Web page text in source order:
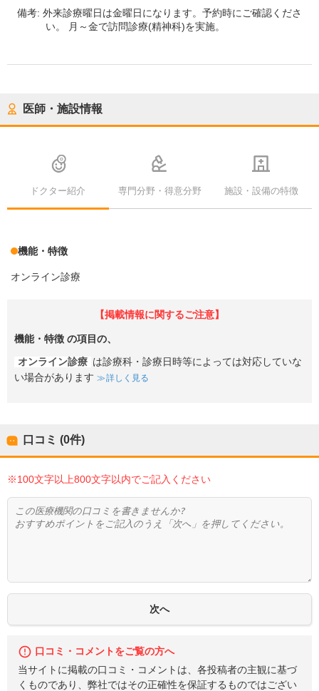
備考:外来診療曜日は金曜日になります。予約時にご確認くださ
い。 月～金で訪問診療(精神科)を実施。
医師・施設情報
ドクター紹介 専門分野・得意分野 施設・設備の特徴
機能・特徴
オンライン診療
【掲載情報に関するご注意】
機能・特徴 の項目の、
オンライン診療 は診療科・診療日時等によっては対応していな
い場合があります
詳しく見る
口コミ (0件)
※100文字以上800文字以内でご記入ください
口コミ・コメントをご覧の方へ
当サイトに掲載の口コミ・コメントは、各投稿者の主観に基づ
くものであり、弊社ではその正確性を保証するものではござい